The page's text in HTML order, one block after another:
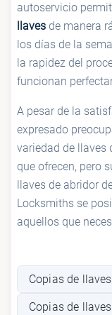
autoservicio
llaves de manera
los días de la
la rapidez del
funcionan
A pesar de la
expresado
variedad de llaves
que ofrecen, pero
llaves de abridor
Locksmiths se
aquellos que
Copias de
Copias de